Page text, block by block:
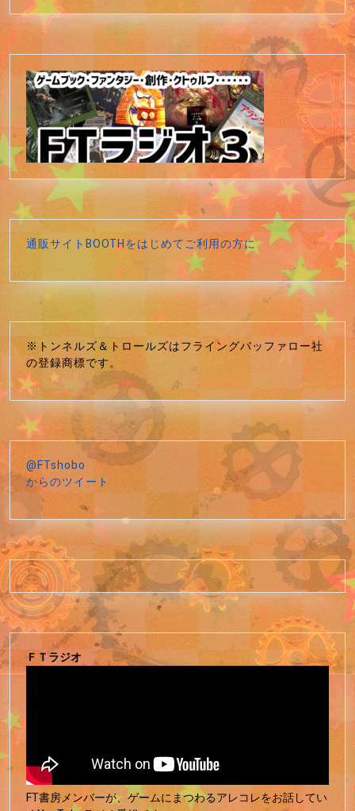
通販サイトBOOTHをはじめてご利用の方に
※トンネルズ＆トロールズはフライングバッファロー社
の登録商標です。
@FTshobo
からのツイート
ＦＴラジオ
FT書房メンバーが、ゲームにまつわるアレコレをお話してい